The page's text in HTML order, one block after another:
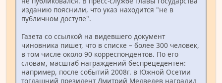
изданию пояснили, что указ находится "не в
публичном доступе".
Газета со ссылкой на видевшего документ
чиновника пишет, что в списке – более 300 человек,
в том числе около 90 корреспондентов. По его
словам, масштаб награждений беспрецедентен:
например, после событий 2008г. в Южной Осетии
тогдашний президент Дмитрий Медведев наградил